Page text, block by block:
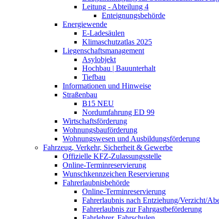
Leitung - Abteilung 4
Enteignungsbehörde
Energiewende
E-Ladesäulen
Klimaschutzatlas 2025
Liegenschaftsmanagement
Asylobjekt
Hochbau | Bauunterhalt
Tiefbau
Informationen und Hinweise
Straßenbau
B15 NEU
Nordumfahrung ED 99
Wirtschaftsförderung
Wohnungsbauförderung
Wohnungswesen und Ausbildungsförderung
Fahrzeug, Verkehr, Sicherheit & Gewerbe
Offizielle KFZ-Zulassungsstelle
Online-Terminreservierung
Wunschkennzeichen Reservierung
Fahrerlaubnisbehörde
Online-Terminreservierung
Fahrerlaubnis nach Entziehung/Verzicht/
Fahrerlaubnis zur Fahrgastbeförderung